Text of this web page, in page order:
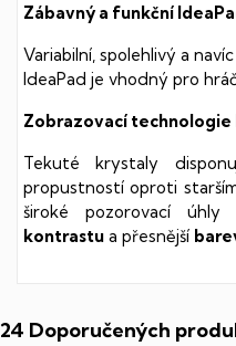
Zábavný a funkční
Variabilní, spolehlivý a
IdeaPad je vhodný pro
Zobrazovací technologie
Tekuté krystaly
propustností oproti
široké pozorovací úhly
kontrastu a přesnější
24 Doporučených